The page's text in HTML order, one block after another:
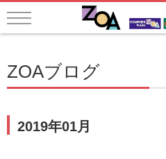
ZOAブログ
2019年01月